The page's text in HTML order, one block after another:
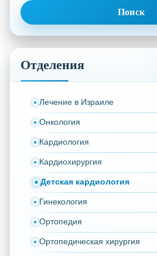
Отделения
Лечение в Израиле
Онкология
Кардиология
Кардиохирургия
Детская кардиология
Гинекология
Ортопедия
Ортопедическая хирургия